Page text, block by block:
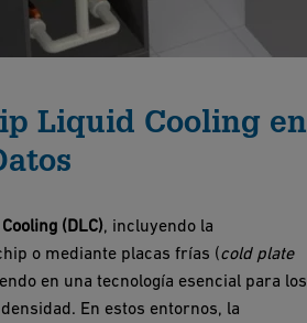
Liquid Cooling en
(DLC), incluyendo la
o mediante placas frías (cold plate
en una tecnología esencial para los
En estos entornos, la